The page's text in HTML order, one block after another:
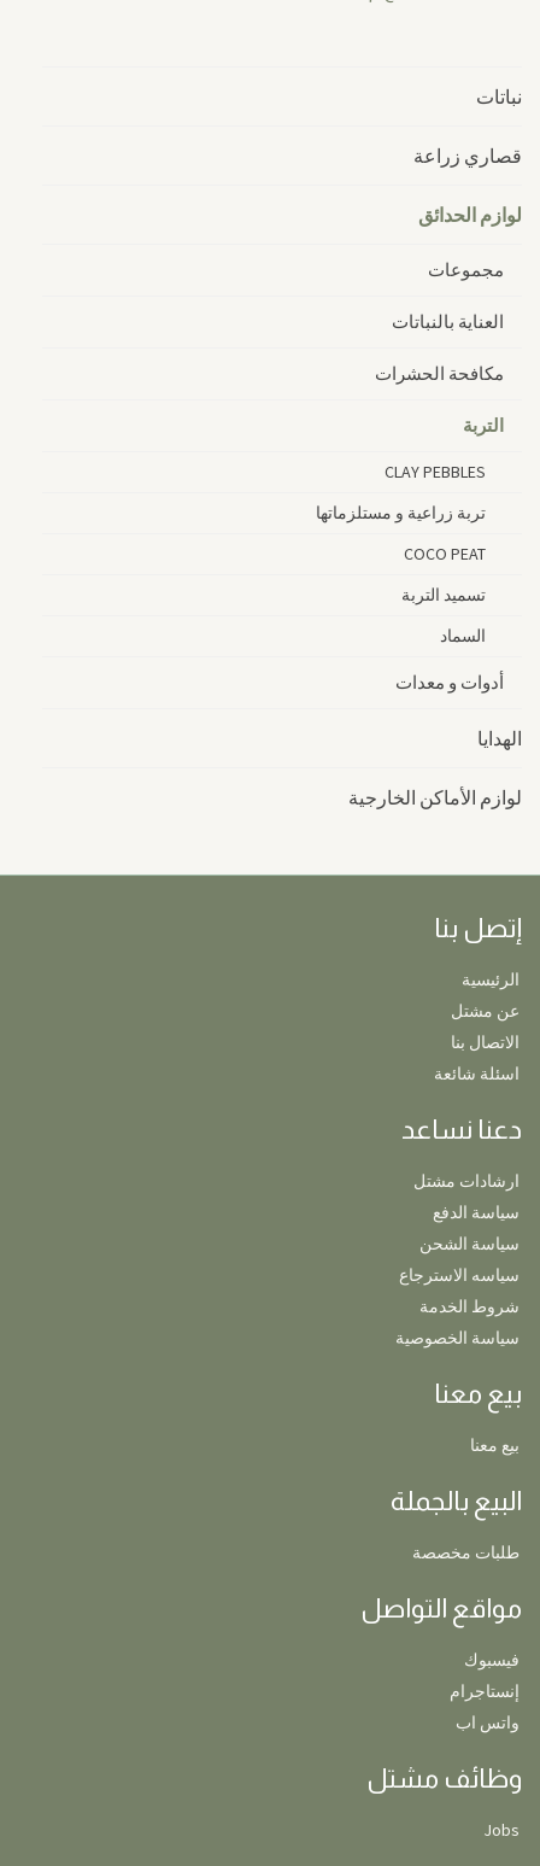
نباتات
قصاري زراعة
لوازم الحدائق
مجموعات
العناية بالنباتات
مكافحة الحشرات
التربة
CLAY PEBBLES
تربة زراعية و مستلزماتها
COCO PEAT
تسميد التربة
السماد
أدوات و معدات
الهدايا
لوازم الأماكن الخارجية
إتصل بنا
الرئيسية
عن مشتل
الاتصال بنا
اسئلة شائعة
دعنا نساعد
ارشادات مشتل
سياسة الدفع
سياسة الشحن
سياسه الاسترجاع
شروط الخدمة
سياسة الخصوصية
بيع معنا
بيع معنا
البيع بالجملة
طلبات مخصصة
مواقع التواصل
فيسبوك
إنستاجرام
واتس اب
وظائف مشتل
Jobs